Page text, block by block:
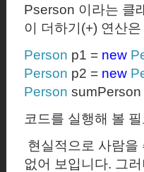
Pserson 이라는 클
이 더하기 (+) 연산
Person p1 = new
Person p2 = new
Person sumPerson
코드를 실행해 볼
현실적으로 사람을
없어 보입니다. 그